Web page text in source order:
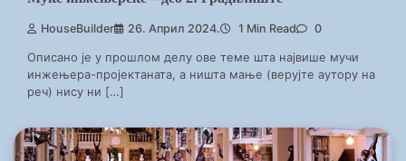
HouseBuilder 26. Април 2024. 1 Min Read 0
Описано је у прошлом делу ове теме шта највише мучи
инжењера-пројектаната, а ништа мање (верујте аутору на
реч) нису ни […]